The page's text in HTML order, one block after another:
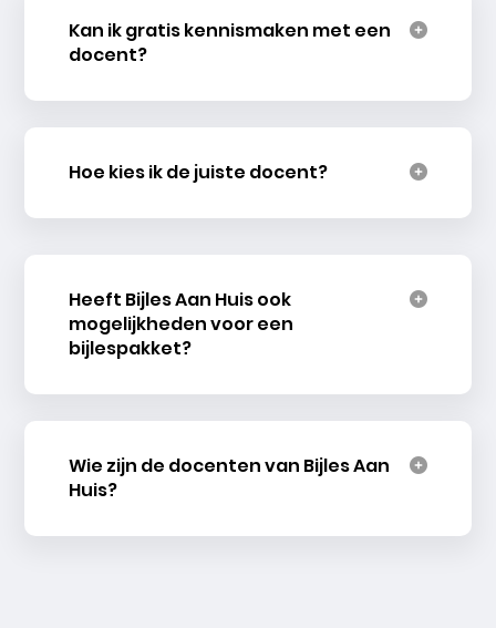
Kan ik gratis kennismaken met een
docent?
Hoe kies ik de juiste docent?
Heeft Bijles Aan Huis ook
mogelijkheden voor een
bijlespakket?
Wie zijn de docenten van Bijles Aan
Huis?